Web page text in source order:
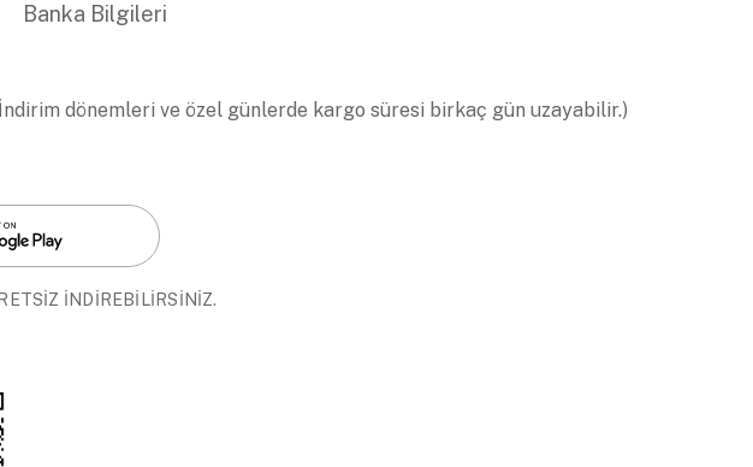
Banka Bilgileri
dönemleri ve özel günlerde kargo süresi birkaç gün uzayabilir.)
İNDİREBİLİRSİNİZ.